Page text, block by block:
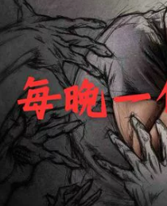
女裝 男裝
日本購物 電子/紙本書
HOT